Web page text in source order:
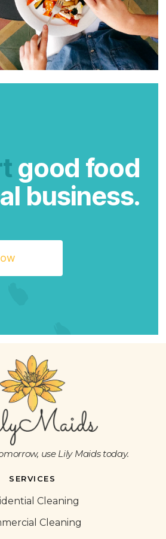
good food
business.
use Lily Maids today.
SERVICES
Cleaning
Cleaning